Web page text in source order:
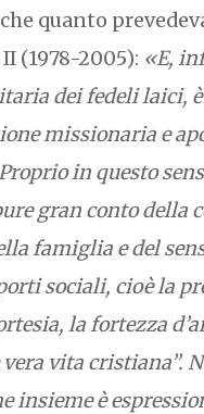
quanto
(1978-2005): «E,
dei fedeli laici,
missionaria e
in questo
gran conto della
famiglia e del
sociali, cioè la
la fortezza
vera vita cristiana”.
insieme è